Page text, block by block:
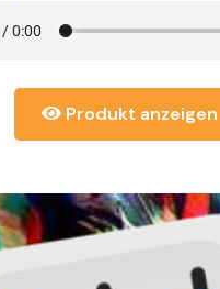
Produkt anzeigen